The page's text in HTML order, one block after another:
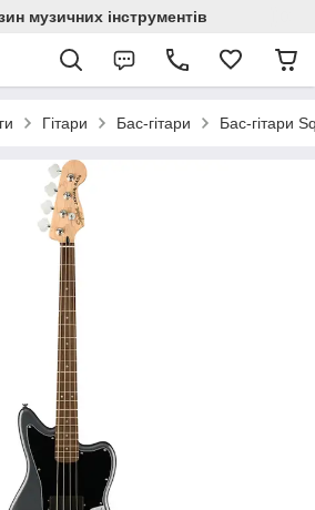
музичних інструментів
Гітари Бас-гітари Бас-гітари